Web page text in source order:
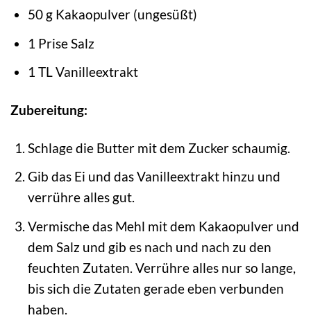
50 g Kakaopulver (ungesüßt)
1 Prise Salz
1 TL Vanilleextrakt
Zubereitung:
Schlage die Butter mit dem Zucker schaumig.
Gib das Ei und das Vanilleextrakt hinzu und
verrühre alles gut.
Vermische das Mehl mit dem Kakaopulver und
dem Salz und gib es nach und nach zu den
feuchten Zutaten. Verrühre alles nur so lange,
bis sich die Zutaten gerade eben verbunden
haben.